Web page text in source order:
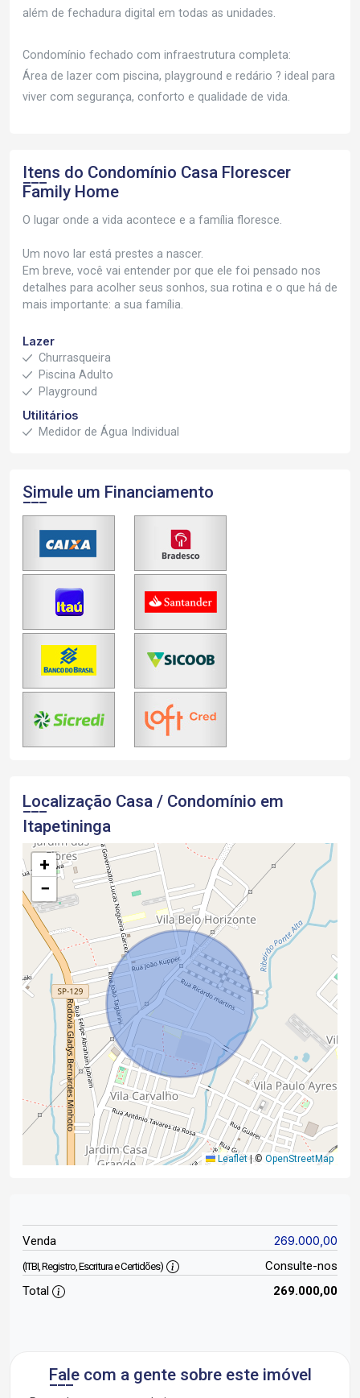
além de fechadura digital em todas as unidades.
Condomínio fechado com infraestrutura completa:
Área de lazer com piscina, playground e redário ? ideal para
viver com segurança, conforto e qualidade de vida.
Itens do Condomínio Casa Florescer
Family Home
O lugar onde a vida acontece e a família floresce.
Um novo lar está prestes a nascer.
Em breve, você vai entender por que ele foi pensado nos
detalhes para acolher seus sonhos, sua rotina e o que há de
mais importante: a sua família.
Lazer
Churrasqueira
Piscina Adulto
Playground
Utilitários
Medidor de Água Individual
Simule um Financiamento
Localização Casa / Condomínio em
Itapetininga
+
−
Leaflet |© OpenStreetMap
Venda 269.000,00
(ITBI, Registro, Escritura e Certidões)
Consulte-nos
Total
269.000,00
Fale com a gente sobre este imóvel